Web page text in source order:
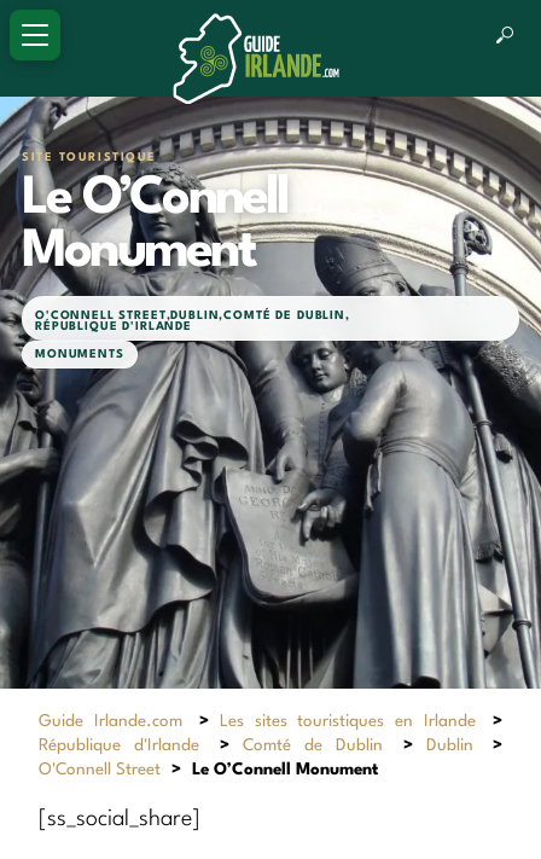
SITE TOURISTIQUE
Le O’Connell
Monument
O'CONNELL STREET, DUBLIN,COMTÉ DE DUBLIN,
RÉPUBLIQUE D'IRLANDE
MONUMENTS
Guide Irlande.com > Les sites touristiques en Irlande
>
République d'Irlande
> Comté de Dublin > Dublin
>
O'Connell Street
> Le O’Connell Monument
[ss_social_share]